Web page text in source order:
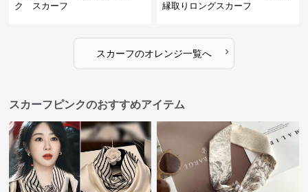
ク スカーフ
縁取りロングスカーフ
スカーフのオレンジ一覧へ ›
スカーフピンクのおすすめアイテム